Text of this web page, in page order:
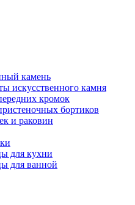
камень
искусственного камня
кромок
бортиков
и раковин
для кухни
для ванной